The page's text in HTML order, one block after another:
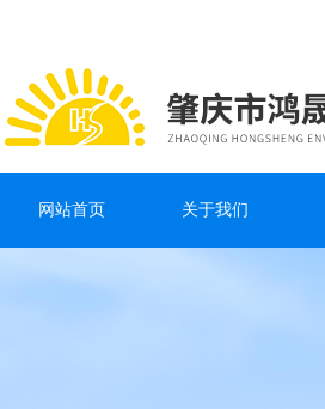
网站首页 关于我们